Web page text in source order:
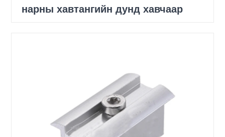
нарны хавтангийн дунд хавчаар